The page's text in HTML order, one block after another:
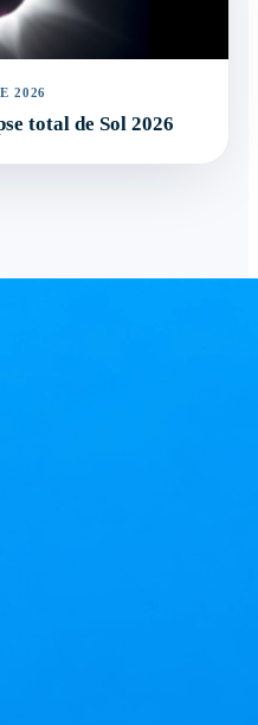
2026
total de Sol 2026